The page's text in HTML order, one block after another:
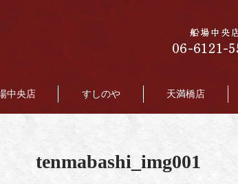
中央店 すしのや 天満橋店
tenmabashi_img001